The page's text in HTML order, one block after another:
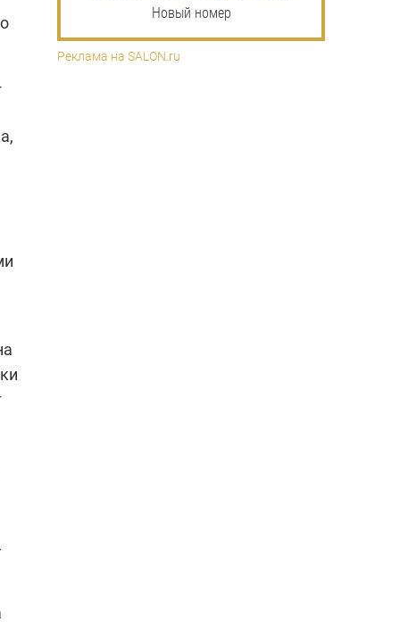
Новый номер
Реклама на SALON.ru